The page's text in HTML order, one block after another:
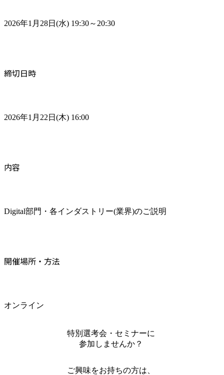
2026年1月28日(水) 19:30～20:30
締切日時
2026年1月22日(木) 16:00
内容
Digital部門・各インダストリー(業界)のご説明
開催場所・方法
オンライン
特別選考会・セミナーに
参加しませんか？
ご興味をお持ちの方は、